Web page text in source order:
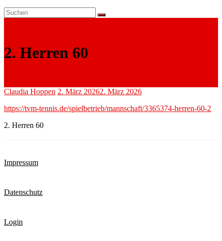
2. Herren 60
Claudia Hoppen 2. März 20262. März 2026
https://tvm-tennis.de/spielbetrieb/mannschaft/3365374-herren-60-2
2. Herren 60
Impressum
Datenschutz
Login